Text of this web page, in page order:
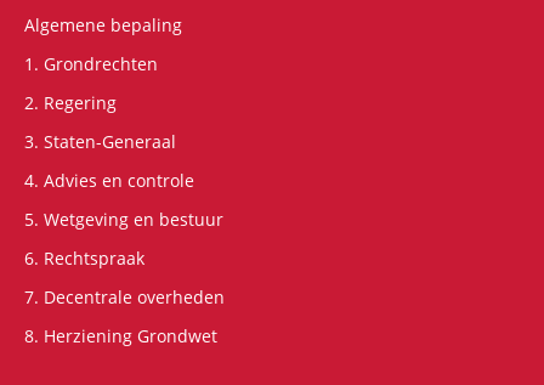
Algemene bepaling
1. Grondrechten
2. Regering
3. Staten-Generaal
4. Advies en controle
5. Wetgeving en bestuur
6. Rechtspraak
7. Decentrale overheden
8. Herziening Grondwet